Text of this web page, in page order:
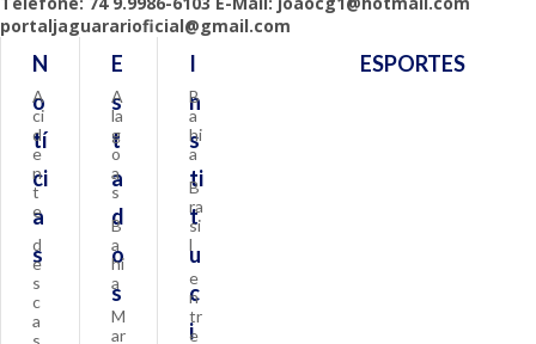
portaljaguararioficial@gmail.com
N
o
tí
ci
a
s
A
ci
d
e
n
t
e
d
e
s
c
a
s
E
s
t
a
d
o
s
A
la
g
o
a
s
B
a
hi
a
M
ar
I
n
s
ti
t
u
c
i
B
a
hi
a
B
ra
si
l
e
n
tr
e
ESPORTES